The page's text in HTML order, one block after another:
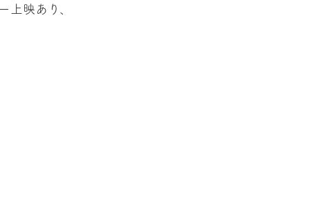
上映あり、